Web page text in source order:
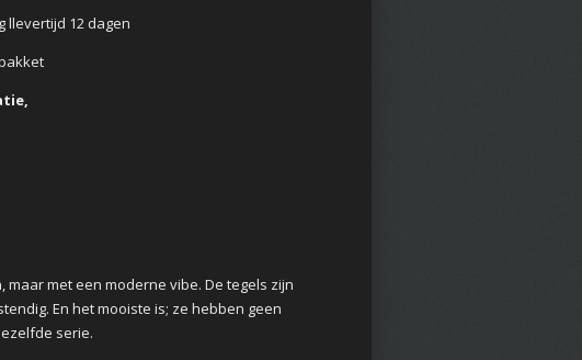
llevertijd 12 dagen
met een moderne vibe. De tegels zijn
En het mooiste is; ze hebben geen
serie.